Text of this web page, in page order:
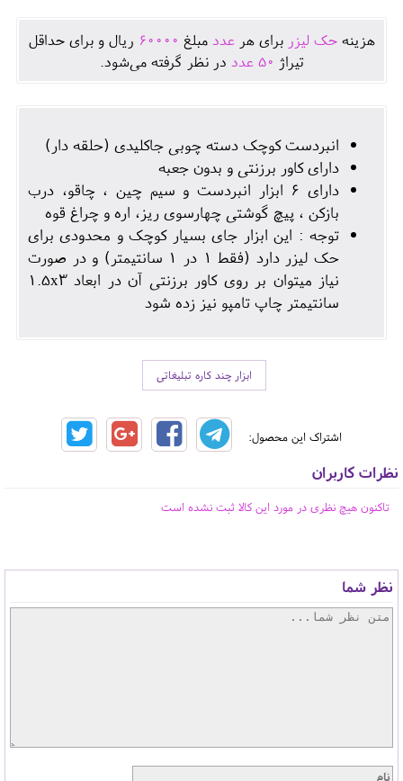
هزينهحک لیزر برای هرعدد مبلغ 60000 ريال و برای حداقل
تيراژ 50 عدد در نظر گرفته می‌شود.
انبردست کوچک دسته چوبی جاکلیدی (حلقه دار)
دارای کاور برزنتی و بدون جعبه
دارای 6 ابزار انبردست و سیم چین ، چاقو، درب
بازکن ، پیچ گوشتی چهارسوی ریز، اره و چراغ قوه
توجه : این ابزار جای بسیار کوچک و محدودی برای
حک لیزر دارد (فقط 1 در 1 سانتیمتر) و در صورت
نیاز میتوان بر روی کاور برزنتی آن در ابعاد 1.5x3
سانتیمتر چاپ تامپو نیز زده شود
ابزار چند کاره تبلیغاتی
اشتراک این محصول:
نظرات کاربران
تاکنون هیچ نظری در مورد این کالا ثبت نشده است
نظر شما